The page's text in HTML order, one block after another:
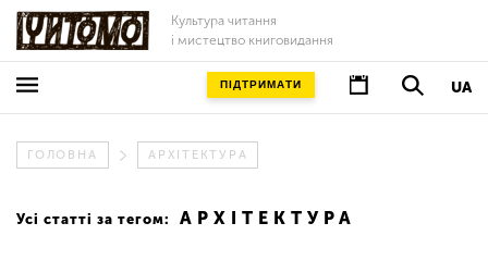
Культура читання
і мистецтво книговидання
UA
ПІДТРИМАТИ
ГОЛОВНА АРХІТЕКТУРА
Усі статті за тегом: АРХІТЕКТУРА